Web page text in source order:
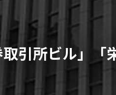
引所ビル」「